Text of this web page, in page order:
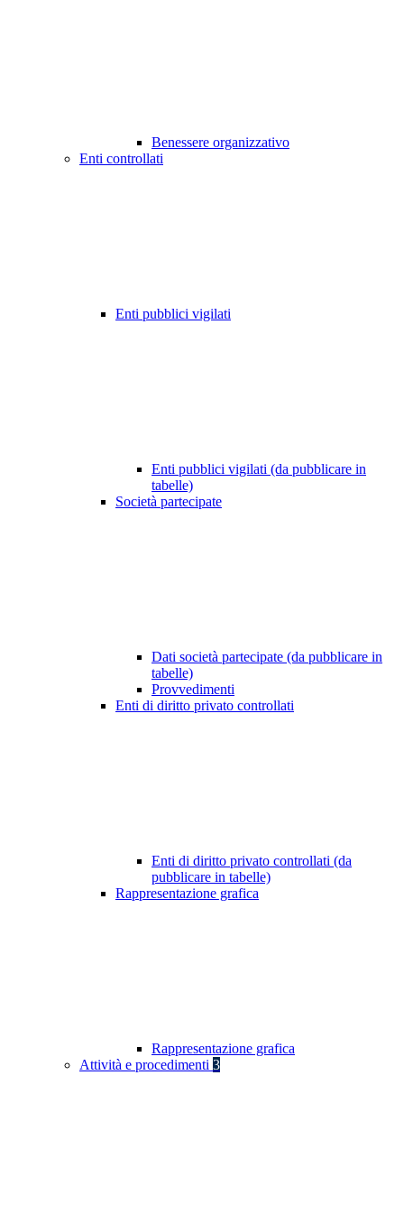
Benessere organizzativo
Enti controllati
Enti pubblici vigilati
Enti pubblici vigilati (da pubblicare in
tabelle)
Società partecipate
Dati società partecipate (da pubblicare in
tabelle)
Provvedimenti
Enti di diritto privato controllati
Enti di diritto privato controllati (da
pubblicare in tabelle)
Rappresentazione grafica
Rappresentazione grafica
Attività e procedimenti 3